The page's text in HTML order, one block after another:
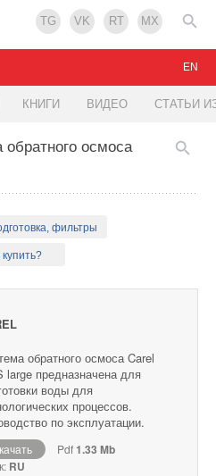
TG VK RT MX
КНИГИ ВИДЕО СТАТЬИ
EN
осмоса
фильтры
купить?
обратного осмоса Carel
large предназначена для
воды для
процессов.
по эксплуатации.
Pdf1.33 Mb
RU